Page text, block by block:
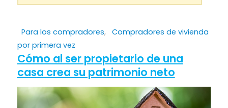
Para los compradores, Compradores de vivienda
por primera vez
Cómo al ser propietario de una
casa crea su patrimonio neto